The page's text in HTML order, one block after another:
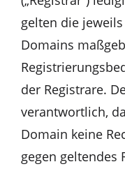
gelten die
Domains
der Registrare.
verantwortlich,
Domain keine
gegen geltendes